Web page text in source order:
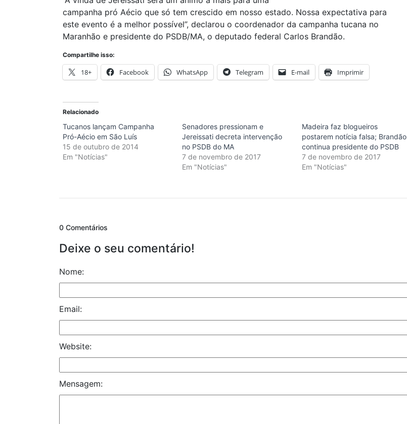
campanha pró Aécio que só tem crescido em nosso estado. Nossa expectativa para
este evento é a melhor possível”, declarou o coordenador da campanha tucana no
Maranhão e presidente do PSDB/MA, o deputado federal Carlos Brandão.
Compartilhe isso:
18+ Facebook WhatsApp Telegram E-mail Imprimir
Relacionado
Tucanos lançam Campanha
Pró-Aécio em São Luís
15 de outubro de 2014
Em "Notícias"
Senadores pressionam e
Jereissati decreta intervenção
no PSDB do MA
7 de novembro de 2017
Em "Notícias"
Madeira faz blogueiros
postarem notícia falsa; Brandão
continua presidente do PSDB
7 de novembro de 2017
Em "Notícias"
0 Comentários
Deixe o seu comentário!
Nome:
Email:
Website:
Mensagem: